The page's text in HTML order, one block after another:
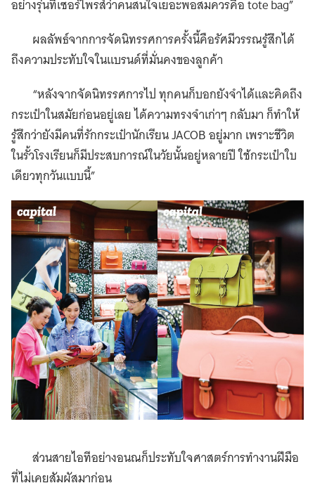
อย่างรุ่นที่เซอร์ไพรส์ว่าคนสนใจเยอะพอสมควรคือ tote bag”
ผลลัพธ์จากการจัดนิทรรศการครั้งนี้คือรัศมีวรรณรู้สึกได้
ถึงความประทับใจในแบรนด์ที่มั่นคงของลูกค้า
“หลังจากจัดนิทรรศการไป ทุกคนก็บอกยังจำได้และคิดถึง
กระเป๋าในสมัยก่อนอยู่เลย ได้ความทรงจำเก่าๆ กลับมา ก็ทำให้
รู้สึกว่ายังมีคนที่รักกระเป๋านักเรียน JACOB อยู่มาก เพราะชีวิต
ในรั้วโรงเรียนก็มีประสบการณ์ในวัยนั้นอยู่หลายปี ใช้กระเป๋าใบ
เดียวทุกวันแบบนี้”
ส่วนสายไอทีอย่างอนณก็ประทับใจศาสตร์การทำงานฝีมือ
ที่ไม่เคยสัมผัสมาก่อน